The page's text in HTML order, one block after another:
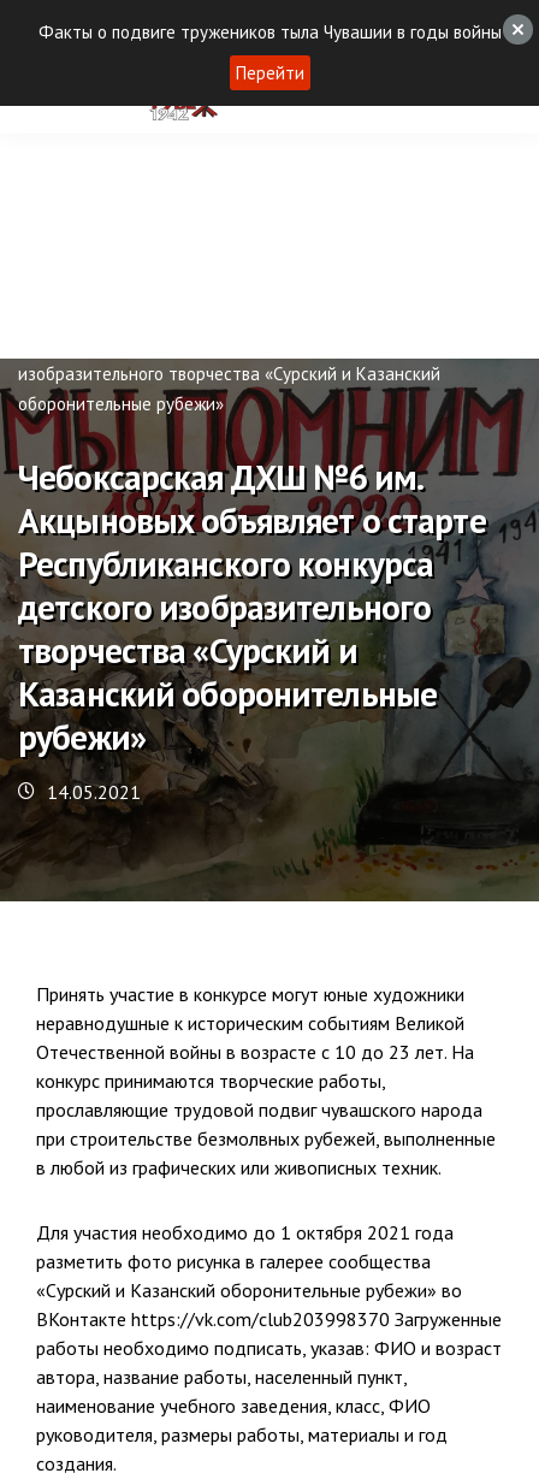
изобразительного творчества «Сурский и Казанский
оборонительные рубежи»
Чебоксарская ДХШ №6 им.
Акцыновых объявляет о старте
Республиканского конкурса
детского изобразительного
творчества «Сурский и
Казанский оборонительные
рубежи»
14.05.2021
Принять участие в конкурсе могут юные художники
неравнодушные к историческим событиям Великой
Отечественной войны в возрасте с 10 до 23 лет. На
конкурс принимаются творческие работы,
прославляющие трудовой подвиг чувашского народа
при строительстве безмолвных рубежей, выполненные
в любой из графических или живописных техник.
Для участия необходимо до 1 октября 2021 года
разметить фото рисунка в галерее сообщества
«Сурский и Казанский оборонительные рубежи» во
ВКонтакте https://vk.com/club203998370 Загруженные
работы необходимо подписать, указав: ФИО и возраст
автора, название работы, населенный пункт,
наименование учебного заведения, класс, ФИО
руководителя, размеры работы, материалы и год
создания.
Факты о подвиге тружеников тыла Чувашии в годы войны
Перейти